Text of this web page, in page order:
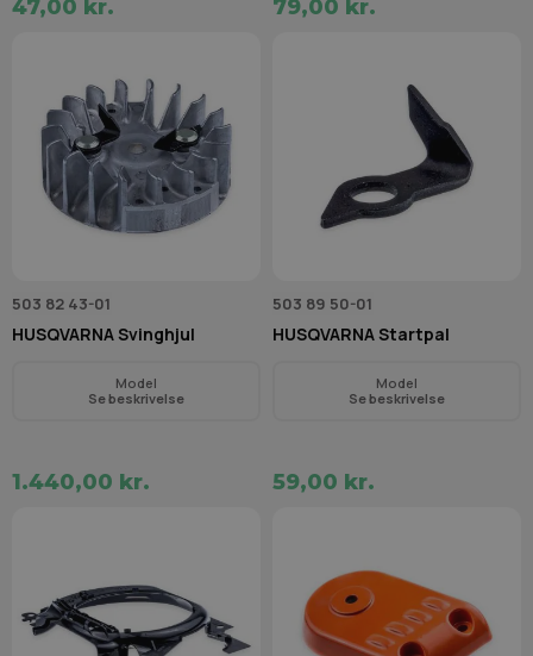
47,00 kr. 79,00 kr.
503 82 43-01
HUSQVARNA Svinghjul
Model
Se beskrivelse
1.440,00 kr.
503 89 50-01
HUSQVARNA Startpal
Model
Se beskrivelse
59,00 kr.